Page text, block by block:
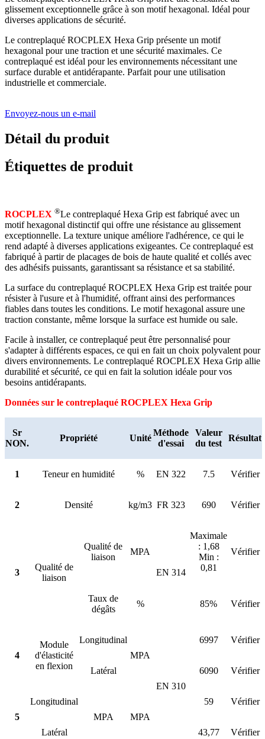
glissement exceptionnelle grâce à son motif hexagonal. Idéal pour
diverses applications de sécurité.
Le contreplaqué ROCPLEX Hexa Grip présente un motif
hexagonal pour une traction et une sécurité maximales. Ce
contreplaqué est idéal pour les environnements nécessitant une
surface durable et antidérapante. Parfait pour une utilisation
industrielle et commerciale.
Envoyez-nous un e-mail
Détail du produit
Étiquettes de produit
ROCPLEX ®Le contreplaqué Hexa Grip est fabriqué avec un
motif hexagonal distinctif qui offre une résistance au glissement
exceptionnelle. La texture unique améliore l'adhérence, ce qui le
rend adapté à diverses applications exigeantes. Ce contreplaqué est
fabriqué à partir de placages de bois de haute qualité et collés avec
des adhésifs puissants, garantissant sa résistance et sa stabilité.
La surface du contreplaqué ROCPLEX Hexa Grip est traitée pour
résister à l'usure et à l'humidité, offrant ainsi des performances
fiables dans toutes les conditions. Le motif hexagonal assure une
traction constante, même lorsque la surface est humide ou sale.
Facile à installer, ce contreplaqué peut être personnalisé pour
s'adapter à différents espaces, ce qui en fait un choix polyvalent pour
divers environnements. Le contreplaqué ROCPLEX Hexa Grip allie
durabilité et sécurité, ce qui en fait la solution idéale pour vos
besoins antidérapants.
Données sur le contreplaqué ROCPLEX Hexa Grip
Sr
NON.
Propriété Unité
Méthode
d'essai
Valeur
du test
Résultat
1 Teneur en humidité % EN 322 7.5 Vérifier
2 Densité kg/m3 FR 323 690 Vérifier
3
Qualité de
liaison
Qualité de
liaison
MPA
EN 314
Maximale
: 1,68
Min :
0,81
Vérifier
Taux de
dégâts
% 85% Vérifier
4
Module
d'élasticité
en flexion
Longitudinal
MPA
EN 310
6997 Vérifier
Latéral 6090 Vérifier
5
Longitudinal
MPA
MPA
59 Vérifier
Latéral 43,77 Vérifier